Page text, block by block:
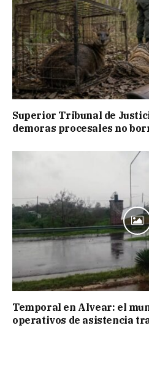
Superior Tribunal de
demoras procesales no
Temporal en Alvear: el
operativos de asistencia